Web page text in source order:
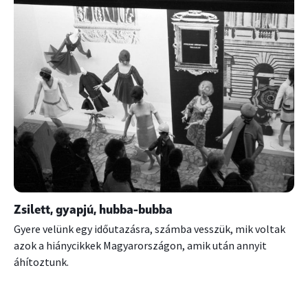
Zsilett, gyapjú, hubba-bubba
Gyere velünk egy időutazásra, számba vesszük, mik voltak
azok a hiánycikkek Magyarországon, amik után annyit
áhítoztunk.